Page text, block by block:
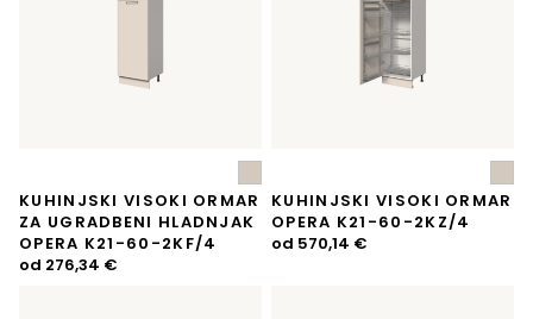
KUHINJSKI VISOKI ORMAR
ZA UGRADBENI HLADNJAK
OPERA K21-60-2KF/4
od 276,34 €
KUHINJSKI VISOKI ORMAR
OPERA K21-60-2KZ/4
od 570,14 €